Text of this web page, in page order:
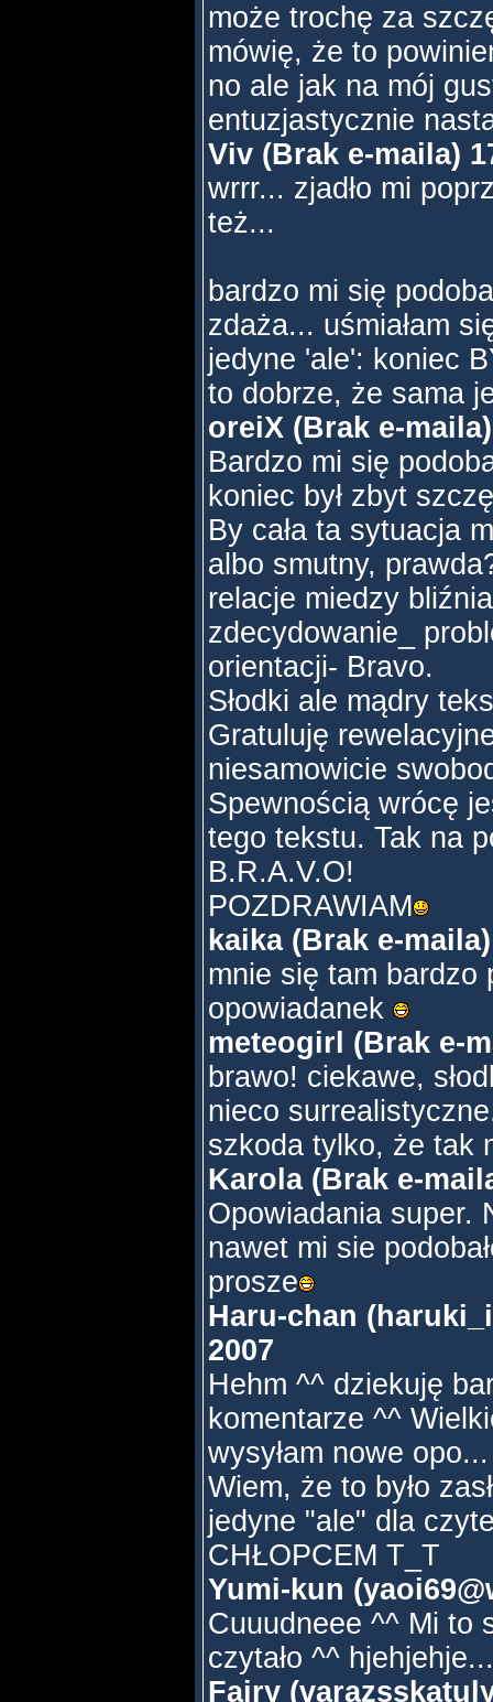
może trochę za
mówię, że to
no ale jak na mój
entuzjastycznie
Viv (Brak e-maila)
wrrr... zjadło mi
też...
bardzo mi się
zdaża... uśmiałam
jedyne 'ale': koniec
to dobrze, że sama
oreiX (Brak e-
Bardzo mi się
koniec był zbyt
By cała ta sytuacja
albo smutny,
relacje miedzy
zdecydowanie_
orientacji- Bravo.
Słodki ale mądry
Gratuluję
niesamowicie
Spewnością wrócę
tego tekstu. Tak na
B.R.A.V.O!
POZDRAWIAM
kaika (Brak e-
mnie się tam bardzo
opowiadanek
meteogirl (Brak e-
brawo! ciekawe,
nieco
szkoda tylko, że tak
Karola (Brak e-
Opowiadania super.
nawet mi sie
prosze
Haru-chan
2007
Hehm ^^ dziekuję
komentarze ^^
wysyłam nowe
Wiem, że to było
jedyne "ale" dla
CHŁOPCEM T_T
Yumi-kun
Cuuudneee ^^ Mi to
czytało ^^
Fairy